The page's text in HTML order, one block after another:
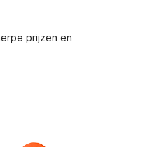
prijzen en